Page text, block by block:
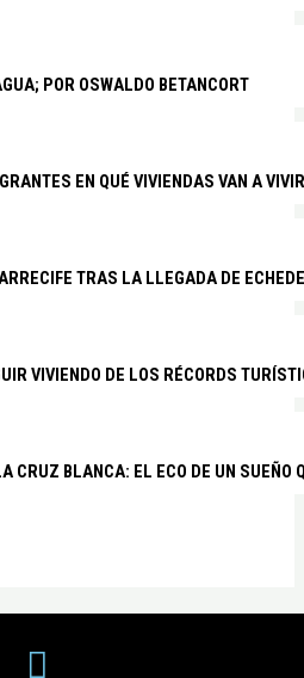
POR OSWALDO BETANCORT
EN QUÉ VIVIENDAS VAN A
TRAS LA LLEGADA DE
VIVIENDO DE LOS RÉCORDS
CRUZ BLANCA: EL ECO DE UN SUEÑO